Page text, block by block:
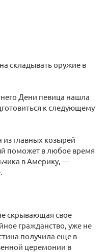
складывать оружие в
Дени певица нашла
к следующему
из главных козырей
поможет в любое время
в Америку, —
скрывающая свое
гражданство, уже не
получила еще в
церемонии в